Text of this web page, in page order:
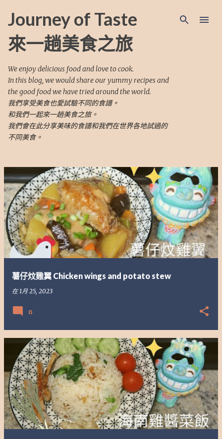
跳至主要內容
Journey of Taste
來一趟美食之旅
We enjoy delicious food and love to cook.
In this blog, we would share our yummy recipes and
the good food we have tried around the world.
我們享受美食也愛試驗不同的食譜。
和我們一起來一趟美食之旅。
我們會在此分享美味的食譜和我們在世界各地試過的
不同美食。
文
章
薯仔炆雞翼 Chicken wings and potato stew
在1月 25, 2023
0